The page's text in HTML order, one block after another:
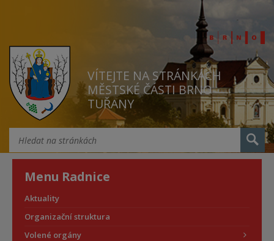
VÍTEJTE NA STRÁNKÁCH
MĚSTSKÉ ČÁSTI BRNO
TUŘANY
Menu Radnice
Aktuality
Organizační struktura
Volené orgány